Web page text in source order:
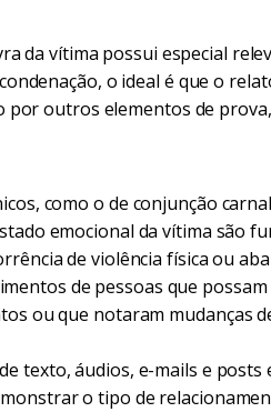
da vítima possui especial
o ideal é que o
outros elementos de
como o de conjunção
emocional da vítima são
de violência física ou
de pessoas que
ou que notaram mudanças
texto, áudios, e-mails e posts
o tipo de